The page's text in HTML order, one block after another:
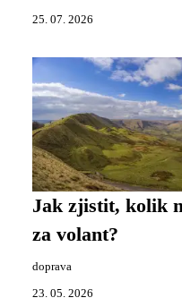
25. 07. 2026
Jak zjistit, kolik
za volant?
doprava
23. 05. 2026